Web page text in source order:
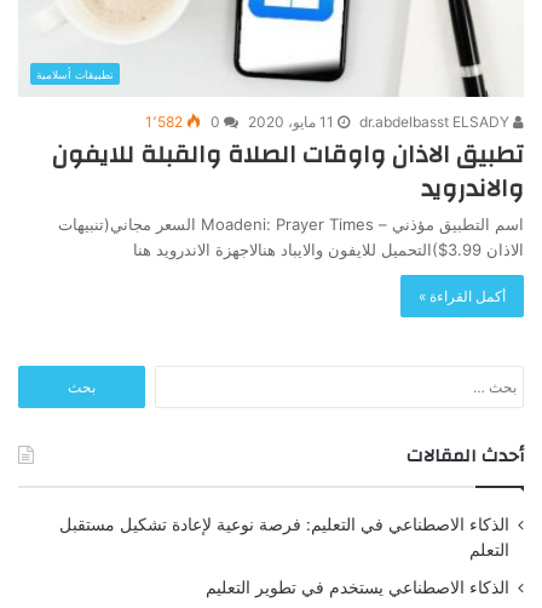
تطبيقات أسلامية
11 مايو، 2020 0 1٬582
تطبيق الاذان واوقات الصلاة والقبلة للايفون
والاندرويد
اسم التطبيق مؤذني – Moadeni: Prayer Times السعر مجاني(تنبيهات
الاذان 3.99$)التحميل للايفون والايباد هنالاجهزة الاندرويد هنا
أكمل القراءة »
عن:
أحدث المقالات
الذكاء الاصطناعي في التعليم: فرصة نوعية لإعادة تشكيل مستقبل
التعلم
الذكاء الاصطناعي يستخدم في تطوير التعليم